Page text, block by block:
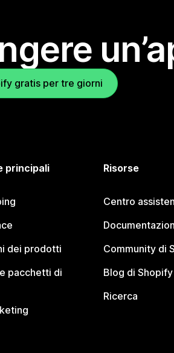
gratis per tre giorni
principali
dei prodotti
pacchetti di
Risorse
Centro
Community di
Blog di Shopify
Ricerca